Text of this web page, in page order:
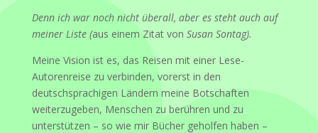
Denn ich war noch nicht überall, aber es steht auch auf
meiner Liste (aus einem Zitat von Susan Sontag).
Meine Vision ist es, das Reisen mit einer Lese-
Autorenreise zu verbinden, vorerst in den
deutschsprachigen Ländern meine Botschaften
weiterzugeben, Menschen zu berühren und zu
unterstützen – so wie mir Bücher geholfen haben –